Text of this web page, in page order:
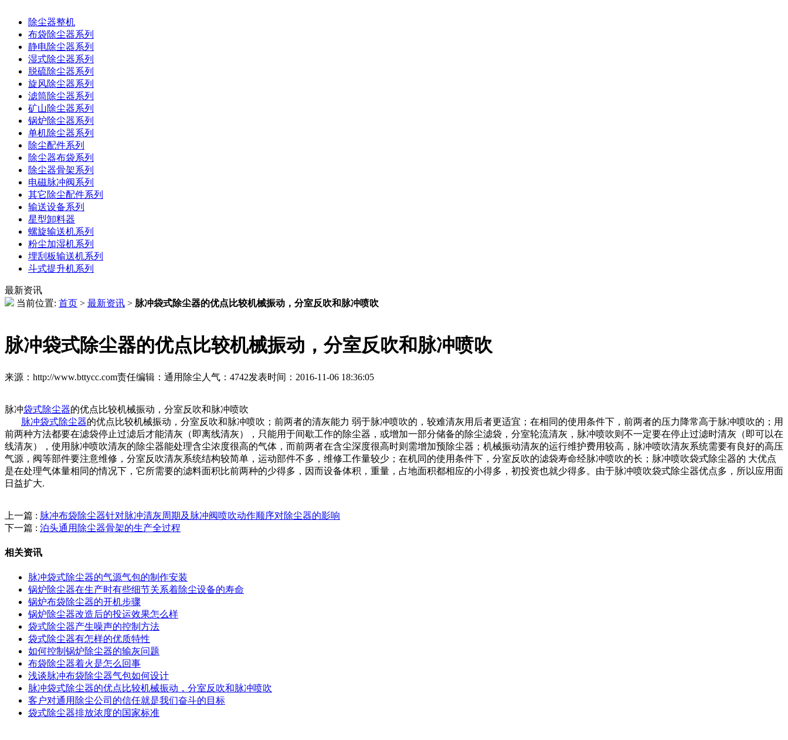
除尘器整机
布袋除尘器系列
静电除尘器系列
湿式除尘器系列
脱硫除尘器系列
旋风除尘器系列
滤筒除尘器系列
矿山除尘器系列
锅炉除尘器系列
单机除尘器系列
除尘配件系列
除尘器布袋系列
除尘器骨架系列
电磁脉冲阀系列
其它除尘配件系列
输送设备系列
星型卸料器
螺旋输送机系列
粉尘加湿机系列
埋刮板输送机系列
斗式提升机系列
最新资讯
当前位置: 首页 > 最新资讯 > 脉冲袋式除尘器的优点比较机械振动，分室反吹和脉冲喷吹
脉冲袋式除尘器的优点比较机械振动，分室反吹和脉冲喷吹
来源：http://www.bttycc.com责任编辑：通用除尘 人气： 4742发表时间：2016-11-06 18:36:05
脉冲袋式除尘器的优点比较机械振动，分室反吹和脉冲喷吹
脉冲袋式除尘器的优点比较机械振动，分室反吹和脉冲喷吹；前两者的清灰能力 弱于脉冲喷吹的，较难清灰用后者更适宜；在相同的使用条件下，前两者的压力降常高于脉冲喷吹的；用
前两种方法都要在滤袋停止过滤后才能清灰（即离线清灰），只能用于间歇工作的除尘器，或增加一部分储备的除尘滤袋，分室轮流清灰，脉冲喷吹则不一定要在停止过滤时清灰（即可以在
线清灰），使用脉冲喷吹清灰的除尘器能处理含尘浓度很高的气体，而前两者在含尘深度很高时则需增加预除尘器；机械振动清灰的运行维护费用较高，脉冲喷吹清灰系统需要有良好的高压
气源，阀等部件要注意维修，分室反吹清灰系统结构较简单，运动部件不多，维修工作量较少；在机同的使用条件下，分室反吹的滤袋寿命经脉冲喷吹的长；脉冲喷吹袋式除尘器的 大优点
是在处理气体量相同的情况下，它所需要的滤料面积比前两种的少得多，因而设备体积，重量，占地面积都相应的小得多，初投资也就少得多。由于脉冲喷吹袋式除尘器优点多，所以应用面
日益扩大.
上一篇 : 脉冲布袋除尘器针对脉冲清灰周期及脉冲阀喷吹动作顺序对除尘器的影响
下一篇 : 泊头通用除尘器骨架的生产全过程
相关资讯
脉冲袋式除尘器的气源气包的制作安装
锅炉除尘器在生产时有些细节关系着除尘设备的寿命
锅炉布袋除尘器的开机步骤
锅炉除尘器改造后的投运效果怎么样
袋式除尘器产生噪声的控制方法
袋式除尘器有怎样的优质特性
如何控制锅炉除尘器的输灰问题
布袋除尘器着火是怎么回事
浅谈脉冲布袋除尘器气包如何设计
脉冲袋式除尘器的优点比较机械振动，分室反吹和脉冲喷吹
客户对通用除尘公司的信任就是我们奋斗的目标
袋式除尘器排放浓度的国家标准